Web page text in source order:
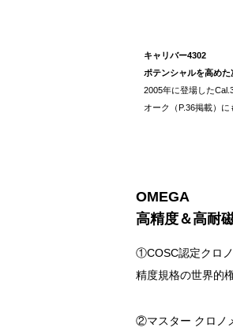
キャリバー4302
ポテンシャルを高めた
2005年に登場した
オーク（P.36掲載）に
OMEGA
高精度＆高耐
①COSC認定クロ
精度規格の世界的
②マスター クロノ